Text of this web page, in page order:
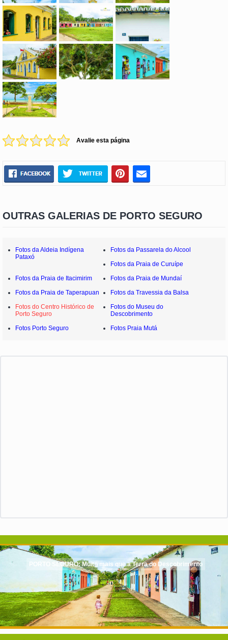
Avalie esta página
OUTRAS GALERIAS DE PORTO SEGURO
Fotos da Aldeia Indígena
Pataxó
Fotos da Passarela do Alcool
Fotos da Praia de Curuípe
Fotos da Praia de Itacimirim
Fotos da Praia de Mundaí
Fotos da Praia de Taperapuan
Fotos da Travessia da Balsa
Fotos do Centro Histórico de
Porto Seguro
Fotos do Museu do
Descobrimento
Fotos Porto Seguro
Fotos Praia Mutá
PORTO SEGURO: Muito mais que a Terra do Descobrimento